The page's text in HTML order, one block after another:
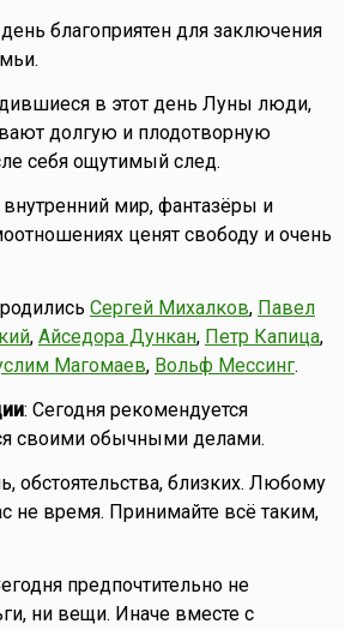
день благоприятен для заключения
в этот день Луны люди,
долгую и плодотворную
себя ощутимый след.
мир, фантазёры и
ценят свободу и очень
Сергей Михалков, Павел
, Айседора Дункан, Петр Капица,
Магомаев, Вольф Мессинг.
: Сегодня рекомендуется
своими обычными делами.
обстоятельства, близких. Любому
не время. Принимайте всё таким,
предпочтительно не
ни вещи. Иначе вместе с